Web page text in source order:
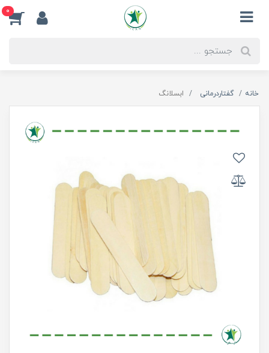
0
خانه گفتاردرمانی ابسلانگ